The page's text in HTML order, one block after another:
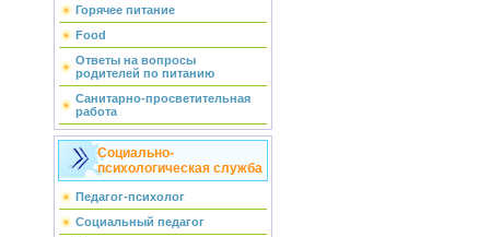
Горячее питание
Food
Ответы на вопросы
родителей по питанию
Санитарно-просветительная
работа
Социально-
психологическая служба
Педагог-психолог
Социальный педагог